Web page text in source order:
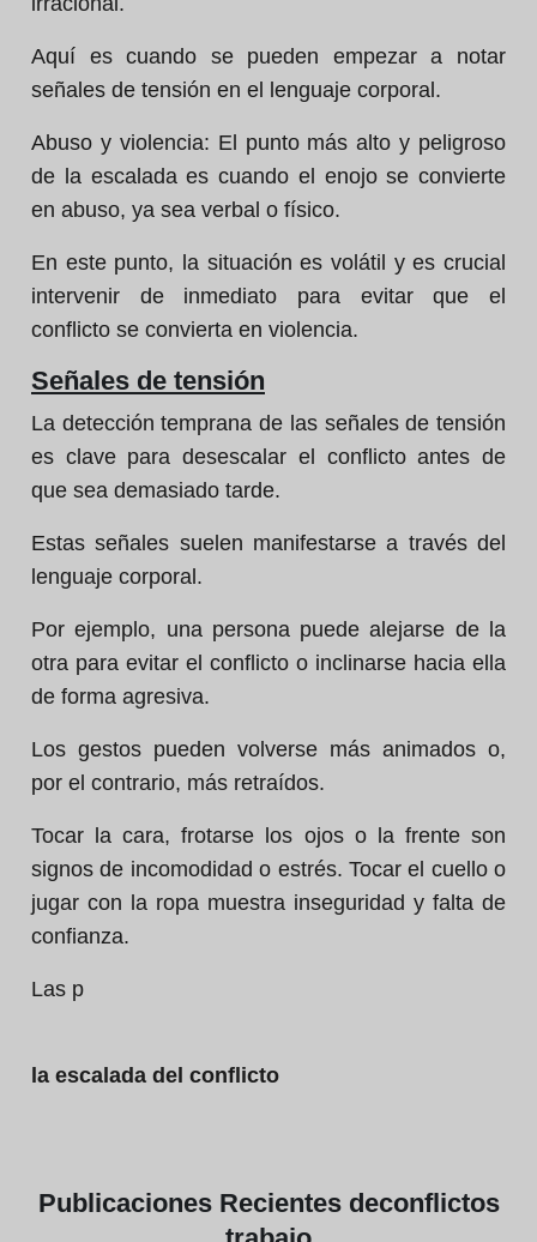
Aquí es cuando se pueden empezar a notar
señales de tensión en el lenguaje corporal.
Abuso y violencia: El punto más alto y peligroso
de la escalada es cuando el enojo se convierte
en abuso, ya sea verbal o físico.
En este punto, la situación es volátil y es crucial
intervenir de inmediato para evitar que el
conflicto se convierta en violencia.
Señales de tensión
La detección temprana de las señales de tensión
es clave para desescalar el conflicto antes de
que sea demasiado tarde.
Estas señales suelen manifestarse a través del
lenguaje corporal.
Por ejemplo, una persona puede alejarse de la
otra para evitar el conflicto o inclinarse hacia ella
de forma agresiva.
Los gestos pueden volverse más animados o,
por el contrario, más retraídos.
Tocar la cara, frotarse los ojos o la frente son
signos de incomodidad o estrés. Tocar el cuello o
jugar con la ropa muestra inseguridad y falta de
confianza.
Las p
la escalada del conflicto
Publicaciones Recientes deconflictos